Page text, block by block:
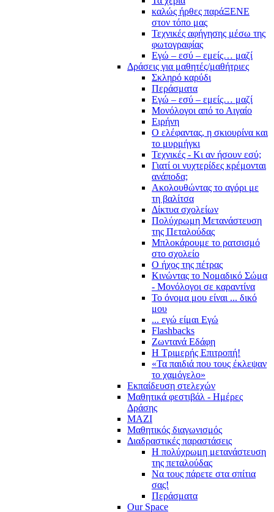
καλώς ήρθες παράΞΕΝΕ
στον τόπο μας
Τεχνικές αφήγησης μέσω της
φωτογραφίας
Εγώ – εσύ – εμείς… μαζί
Δράσεις για μαθητές/μαθήτριες
Σκληρό καρύδι
Περάσματα
Εγώ – εσύ – εμείς… μαζί
Μονόλογοι από το Αιγαίο
Ειρήνη
Ο ελέφαντας, η σκιουρίνα και
το μυρμήγκι
Τεχνικές - Κι αν ήσουν εσύ;
Γιατί οι νυχτερίδες κρέμονται
ανάποδα;
Ακολουθώντας το αγόρι με
τη βαλίτσα
Δίκτυα σχολείων
Πολύχρωμη Μετανάστευση
της Πεταλούδας
Μπλοκάρουμε το ρατσισμό
στο σχολείο
Ο ήχος της πέτρας
Κινώντας το Νομαδικό Σώμα
- Μονόλογοι σε καραντίνα
Το όνομα μου είναι ... δικό
μου
... εγώ είμαι Εγώ
Flashbacks
Ζωντανά Εδάφη
Η Τριμερής Επιτροπή!
«Τα παιδιά που τους έκλεψαν
το χαμόγελο»
Εκπαίδευση στελεχών
Μαθητικά φεστιβάλ - Ημέρες
Δράσης
ΜΑΖΙ
Μαθητικός διαγωνισμός
Διαδραστικές παραστάσεις
Η πολύχρωμη μετανάστευση
της πεταλούδας
Να τους πάρετε στα σπίτια
σας!
Περάσματα
Our Space